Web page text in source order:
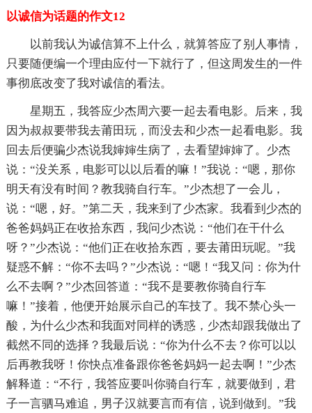
以诚信为话题的作文12
以前我认为诚信算不上什么，就算答应了别人事情，
只要随便编一个理由应付一下就行了，但这周发生的一件
事彻底改变了我对诚信的看法。
星期五，我答应少杰周六要一起去看电影。后来，我
因为叔叔要带我去莆田玩，而没去和少杰一起看电影。我
回去后便骗少杰说我婶婶生病了，去看望婶婶了。少杰
说：“没关系，电影可以以后看的嘛！”我说：“嗯，那你
明天有没有时间？教我骑自行车。”少杰想了一会儿，
说：“嗯，好。”第二天，我来到了少杰家。我看到少杰的
爸爸妈妈正在收拾东西，我问少杰说：“他们在干什么
呀？”少杰说：“他们正在收拾东西，要去莆田玩呢。”我
疑惑不解：“你不去吗？”少杰说：“嗯！“我又问：你为什
么不去啊？”少杰回答道：“我不是要教你骑自行车
嘛！”接着，他便开始展示自己的车技了。我不禁心头一
酸，为什么少杰和我面对同样的诱惑，少杰却跟我做出了
截然不同的选择？我最后说：“你为什么不去？你可以以
后再教我呀！你快点准备跟你爸爸妈妈一起去啊！”少杰
解释道：“不行，我答应要叫你骑自行车，就要做到，君
子一言驷马难追，男子汉就要言而有信，说到做到。”我